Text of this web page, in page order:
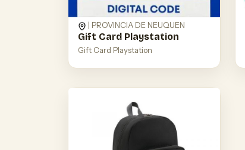
| PROVINCIA DE NEUQUEN
Gift Card Playstation
Gift Card Playstation